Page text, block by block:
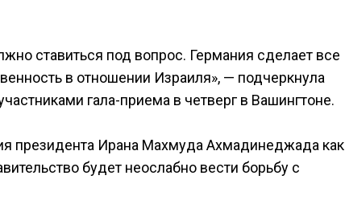
ставиться под вопрос. Германия сделает все
в отношении Израиля», — подчеркнула
гала-приема в четверг в Вашингтоне.
президента Ирана Махмуда Ахмадинеджада как
будет неослабно вести борьбу с